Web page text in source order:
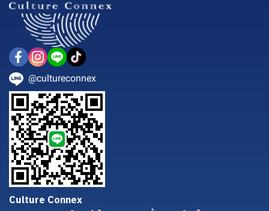
@cultureconnex
Culture Connex